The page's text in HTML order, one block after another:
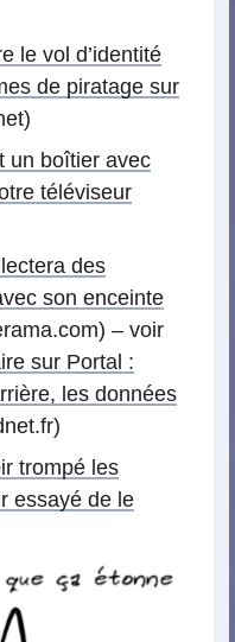
le vol d’identité
de piratage sur
un boîtier avec
téléviseur
des
son enceinte
– voir
sur Portal :
les données
trompé les
essayé de le